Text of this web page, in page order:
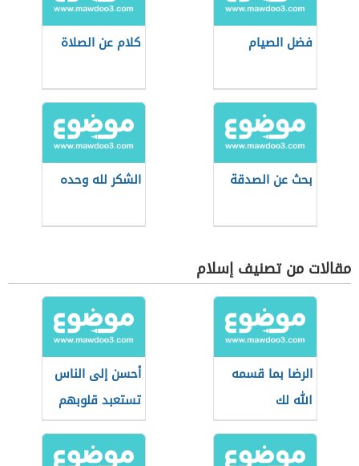
فضل الصيام كلام عن الصلاة
بحث عن الصدقة الشكر لله وحده
مقالات من تصنيف إسلام
الرضا بما قسمه
الله لك
أحسن إلى الناس
تستعبد قلوبهم
فطالما استعبد
الإنسان إحسان